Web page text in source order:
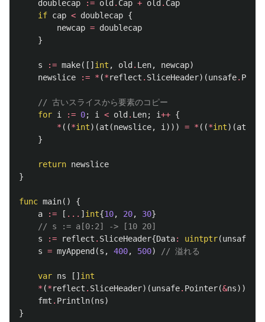
doublecap := old . Cap + old . Cap
if cap < doublecap {
newcap = doublecap
}
s := make([]int , old. Len, newcap)
newslice
:= * (*reflect . SliceHeader)(unsafe.
// 古いスライスから要素のコピー
for i := 0; i < old. Len; i++ {
* ((*int)(at (newslice, i ))) = * ((*int)(at
}
return newslice
}
func main()
{
a
:= [ ... ]int{10, 20, 30}
// s := a[0:2] -> [10 20]
s
:= reflect . SliceHeader{Data: uintptr(unsafe
s = myAppend(s , 400, 500) // 溢れる
var ns []int
* (*reflect . SliceHeader)(unsafe. Pointer(&ns))
fmt . Println(ns)
}